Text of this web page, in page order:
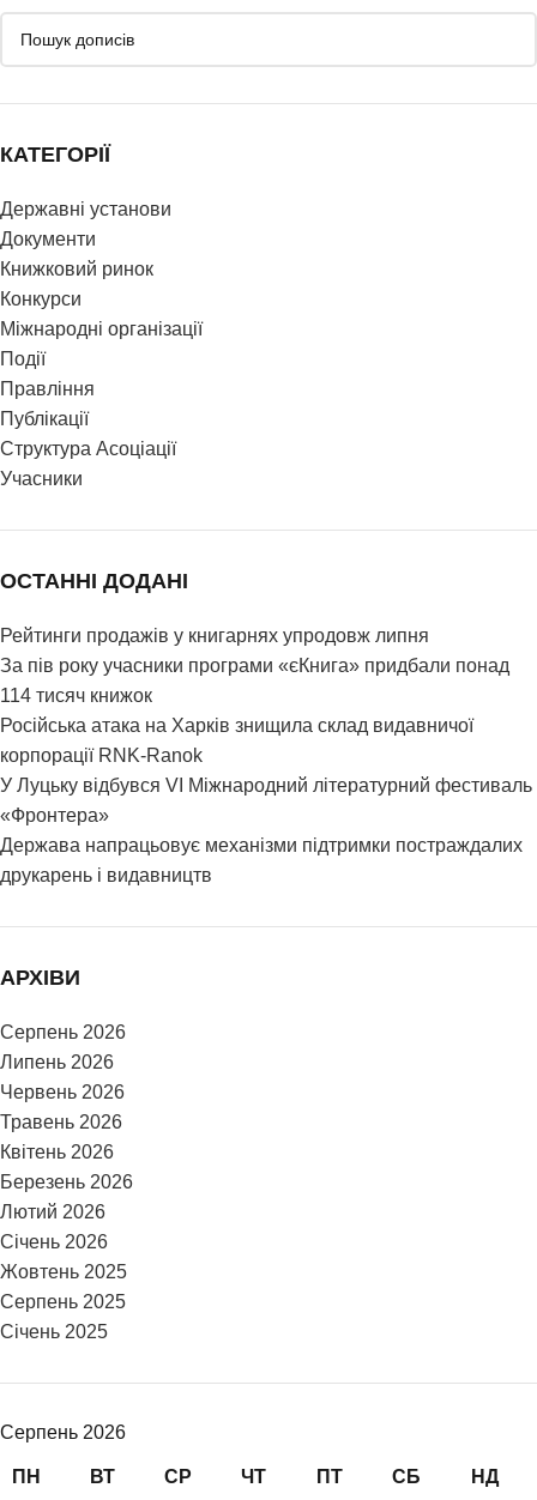
КАТЕГОРІЇ
Державні установи
Документи
Книжковий ринок
Конкурси
Міжнародні організації
Події
Правління
Публікації
Структура Асоціації
Учасники
ОСТАННІ ДОДАНІ
Рейтинги продажів у книгарнях упродовж липня
За пів року учасники програми «єКнига» придбали понад
114 тисяч книжок
Російська атака на Харків знищила склад видавничої
корпорації RNK-Ranok
У Луцьку відбувся VI Міжнародний літературний фестиваль
«Фронтера»
Держава напрацьовує механізми підтримки постраждалих
друкарень і видавництв
АРХІВИ
Серпень 2026
Липень 2026
Червень 2026
Травень 2026
Квітень 2026
Березень 2026
Лютий 2026
Січень 2026
Жовтень 2025
Серпень 2025
Січень 2025
Серпень 2026
ПН ВТ СР ЧТ ПТ СБ НД